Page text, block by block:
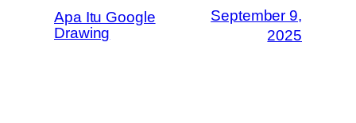
Apa Itu Google
Drawing
September 9,
2025